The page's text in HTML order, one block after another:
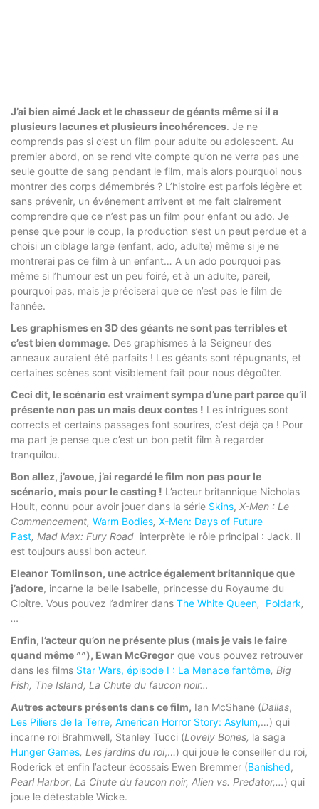
J’ai bien aimé Jack et le chasseur de géants même si il a
plusieurs lacunes et plusieurs incohérences. Je ne
comprends pas si c’est un film pour adulte ou adolescent. Au
premier abord, on se rend vite compte qu’on ne verra pas une
seule goutte de sang pendant le film, mais alors pourquoi nous
montrer des corps démembrés ? L’histoire est parfois légère et
sans prévenir, un événement arrivent et me fait clairement
comprendre que ce n’est pas un film pour enfant ou ado. Je
pense que pour le coup, la production s’est un peut perdue et a
choisi un ciblage large (enfant, ado, adulte) même si je ne
montrerai pas ce film à un enfant… A un ado pourquoi pas
même si l’humour est un peu foiré, et à un adulte, pareil,
pourquoi pas, mais je préciserai que ce n’est pas le film de
l’année.
Les graphismes en 3D des géants ne sont pas terribles et
c’est bien dommage. Des graphismes à la Seigneur des
anneaux auraient été parfaits ! Les géants sont répugnants, et
certaines scènes sont visiblement fait pour nous dégoûter.
Ceci dit, le scénario est vraiment sympa d’une part parce qu’il
présente non pas un mais deux contes ! Les intrigues sont
corrects et certains passages font sourires, c’est déjà ça ! Pour
ma part je pense que c’est un bon petit film à regarder
tranquilou.
Bon allez, j’avoue, j’ai regardé le film non pas pour le
scénario, mais pour le casting ! L’acteur britannique Nicholas
Hoult, connu pour avoir jouer dans la série Skins, X-Men : Le
Commencement, Warm Bodies, X-Men: Days of Future
Past, Mad Max: Fury Road interprète le rôle principal : Jack. Il
est toujours aussi bon acteur.
Eleanor Tomlinson, une actrice également britannique que
j’adore, incarne la belle Isabelle, princesse du Royaume du
Cloître. Vous pouvez l’admirer dans The White Queen, Poldark,
…
Enfin, l’acteur qu’on ne présente plus (mais je vais le faire
quand même ^^), Ewan McGregor que vous pouvez retrouver
dans les films Star Wars, épisode I : La Menace fantôme, Big
Fish, The Island, La Chute du faucon noir…
Autres acteurs présents dans ce film, Ian McShane (Dallas,
Les Piliers de la Terre, American Horror Story: Asylum,…) qui
incarne roi Brahmwell, Stanley Tucci (Lovely Bones, la saga
Hunger Games, Les jardins du roi,…) qui joue le conseiller du roi,
Roderick et enfin l’acteur écossais Ewen Bremmer (Banished,
Pearl Harbor, La Chute du faucon noir, Alien vs. Predator,…) qui
joue le détestable Wicke.